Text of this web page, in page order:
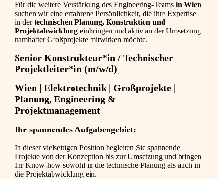
Für die weitere Verstärkung des Engineering-Teams in Wien
suchen wir eine erfahrene Persönlichkeit, die ihre Expertise
in dertechnischen Planung, Konstruktion und
Projektabwicklung einbringen und aktiv an der Umsetzung
namhafter Großprojekte mitwirken möchte.
Senior Konstrukteur*in / Technischer
Projektleiter*in (m/w/d)
Wien | Elektrotechnik | Großprojekte |
Planung, Engineering &
Projektmanagement
Ihr spannendes Aufgabengebiet:
In dieser vielseitigen Position begleiten Sie spannende
Projekte von der Konzeption bis zur Umsetzung und bringen
Ihr Know-how sowohl in die technische Planung als auch in
die Projektabwicklung ein.